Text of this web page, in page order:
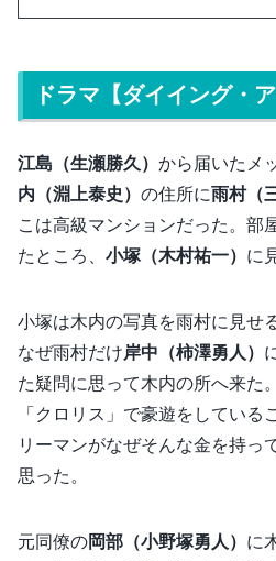
ドラマ【ダイイング・
江島（生瀬勝久） から届いたメ
内（淵上泰史） の住所に雨村（
こは高級マンションだった。部
たところ、 小塚（木村祐一） に
小塚は木内の写真を雨村に見せ
なぜ雨村だけ岸中（柿澤勇人）
た疑問に思って木内の所へ来た
「クロリス」で豪遊をしている
リーマンがなぜそんな金を持っ
思った。
元同僚の岡部（小野塚勇人） に